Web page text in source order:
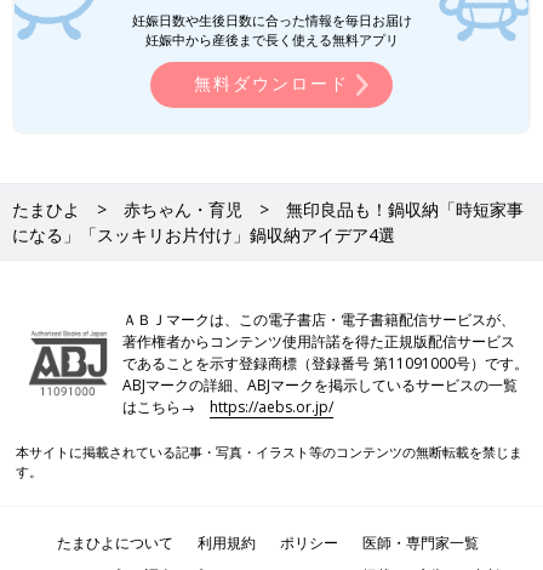
妊娠日数や生後日数に合った情報を毎日お届け
妊娠中から産後まで長く使える無料アプリ
無料ダウンロード
たまひよ 赤ちゃん・育児
無印良品も！鍋収納「時短家事
になる」「スッキリお片付け」鍋収納アイデア4選
ＡＢＪマークは、この電子書店・電子書籍配信サービスが、
著作権者からコンテンツ使用許諾を得た正規版配信サービス
であることを示す登録商標（登録番号 第11091000号）です。
ABJマークの詳細、ABJマークを掲示しているサービスの一覧
はこちら→https://aebs.or.jp/
本サイトに掲載されている記事・写真・イラスト等のコンテンツの無断転載を禁じま
す。
たまひよについて 利用規約 ポリシー
医師・専門家一覧